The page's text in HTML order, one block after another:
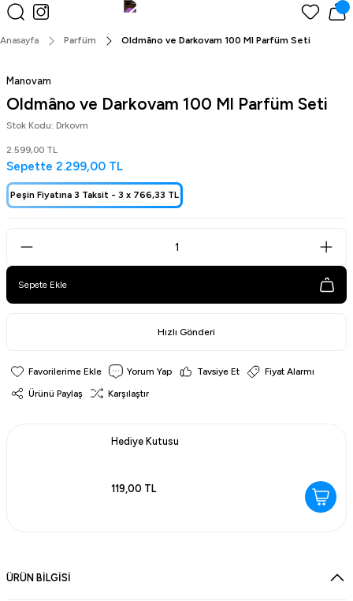
Peşin Fiyatına 3 Taksit!
Anasayfa Parfüm Oldmâno ve Darkovam 100 Ml Parfüm Seti
Manovam
Oldmâno ve Darkovam 100 Ml Parfüm Seti
Stok Kodu: Drkovm
2.599,00 TL
Sepette 2.299,00 TL
Peşin Fiyatına 3 Taksit - 3 x 766,33 TL
Sepete Ekle
Hızlı Gönderi
Yorum Yap Tavsiye Et Fiyat Alarmı
Ürünü Paylaş Karşılaştır
Hediye Kutusu
119,00 TL
ÜRÜN BİLGİSİ